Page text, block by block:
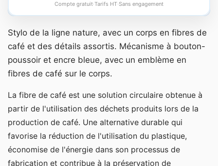
Compte gratuit·Tarifs HT·Sans engagement
Stylo de la ligne nature, avec un corps en fibres de
café et des détails assortis. Mécanisme à bouton-
poussoir et encre bleue, avec un emblème en
fibres de café sur le corps.
La fibre de café est une solution circulaire obtenue à
partir de l'utilisation des déchets produits lors de la
production de café. Une alternative durable qui
favorise la réduction de l'utilisation du plastique,
économise de l'énergie dans son processus de
fabrication et contribue à la préservation de